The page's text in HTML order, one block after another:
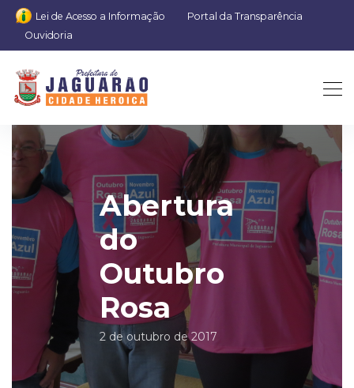
Lei de Acesso a Informação
Portal da Transparência
Ouvidoria
Abertura
do
Outubro
Rosa
2 de outubro de 2017